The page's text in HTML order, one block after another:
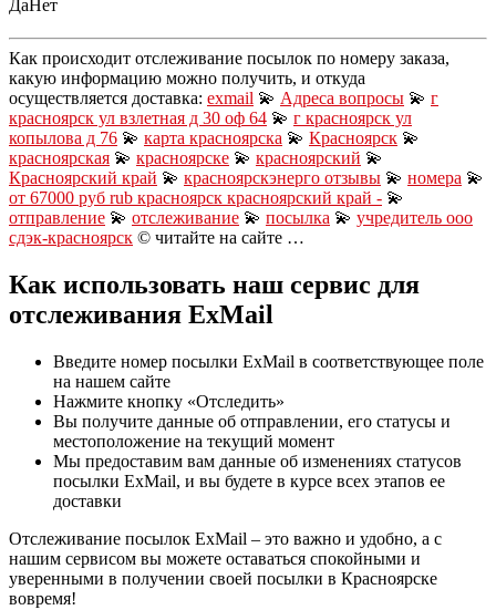
ДаНет
Как происходит отслеживание посылок по номеру заказа,
какую информацию можно получить, и откуда
осуществляется доставка: exmail 💫 Адреса вопросы 💫 г
красноярск ул взлетная д 30 оф 64 💫 г красноярск ул
копылова д 76 💫 карта красноярска 💫 Красноярск 💫
красноярская 💫 красноярске 💫 красноярский 💫
Красноярский край 💫 красноярскэнерго отзывы 💫 номера 💫
от 67000 руб rub красноярск красноярский край - 💫
отправление 💫 отслеживание 💫 посылка 💫 учредитель ооо
сдэк-красноярск © читайте на сайте …
Как использовать наш сервис для
отслеживания ExMail
Введите номер посылки ExMail в соответствующее поле
на нашем сайте
Нажмите кнопку «Отследить»
Вы получите данные об отправлении, его статусы и
местоположение на текущий момент
Мы предоставим вам данные об изменениях статусов
посылки ExMail, и вы будете в курсе всех этапов ее
доставки
Отслеживание посылок ExMail – это важно и удобно, а с
нашим сервисом вы можете оставаться спокойными и
уверенными в получении своей посылки в Красноярске
вовремя!